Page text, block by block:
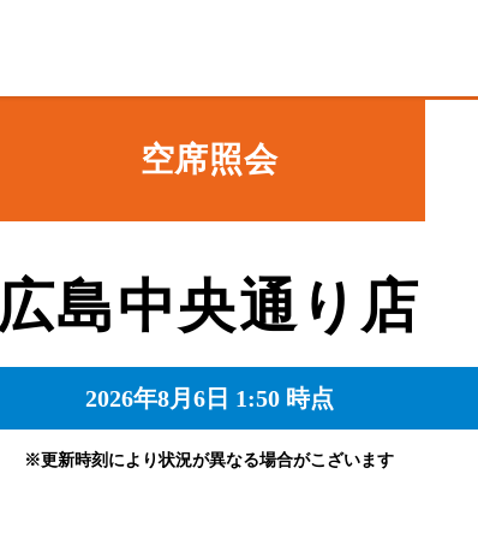
空席照会
広島中央通り店
2026年8月6日 1:50 時点
※更新時刻により状況が異なる場合がこざいます